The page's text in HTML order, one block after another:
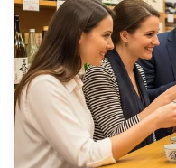
juga dapat
menjelajahi area
Di sekitar Cat Street,
kehidupan malam
suasana perkotaan yang
(https://
882cd68ccb94.jpg) ![]
(https://
dd039ba57016.jpg) ![]
Satu minuman di
Makanan ringan bar
Pemandu profesional
distrik mode ・
Tokyo ・Tur jalan kaki
◆Tidak Termasuk ・
・Minuman tambahan
berbelanja di butik
◆Jadwal Perjalanan